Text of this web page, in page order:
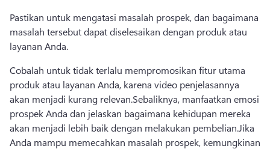
Pastikan untuk mengatasi masalah prospek, dan bagaimana
masalah tersebut dapat diselesaikan dengan produk atau
layanan Anda.
Cobalah untuk tidak terlalu mempromosikan fitur utama
produk atau layanan Anda, karena video penjelasannya
akan menjadi kurang relevan.Sebaliknya, manfaatkan emosi
prospek Anda dan jelaskan bagaimana kehidupan mereka
akan menjadi lebih baik dengan melakukan pembelian.Jika
Anda mampu memecahkan masalah prospek, kemungkinan